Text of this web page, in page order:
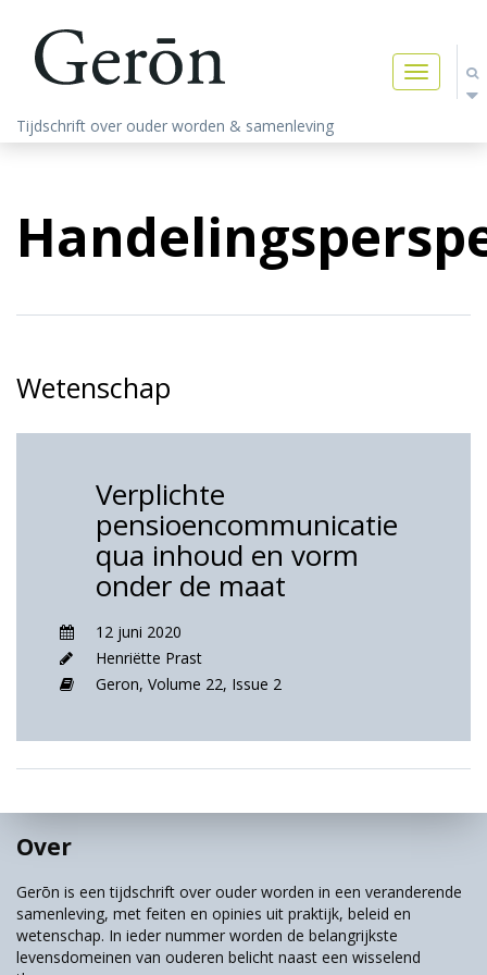
Toggle
navigation
Tijdschrift over ouder worden & samenleving
Wetenschap
Verplichte
pensioencommunicatie
qua inhoud en vorm
onder de maat
12 juni 2020
Henriëtte Prast
Geron, Volume 22, Issue 2
Over
Gerōn is een tijdschrift over ouder worden in een veranderende
samenleving, met feiten en opinies uit praktijk, beleid en
wetenschap. In ieder nummer worden de belangrijkste
levensdomeinen van ouderen belicht naast een wisselend